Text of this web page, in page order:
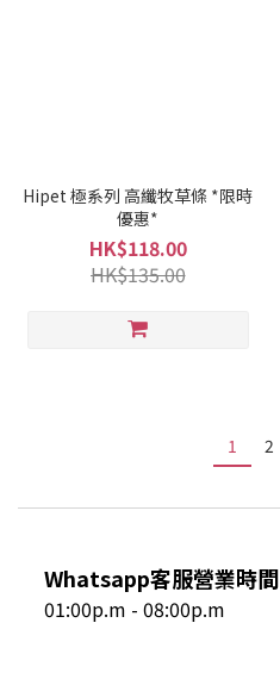
Hipet 極系列 高纖牧草條 *限時
優惠*
HK$118.00
HK$135.00
1 2
Whatsapp客服營業時間
01:00p.m - 08:00p.m